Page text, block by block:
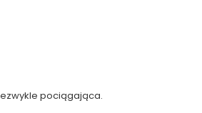
pociągająca.